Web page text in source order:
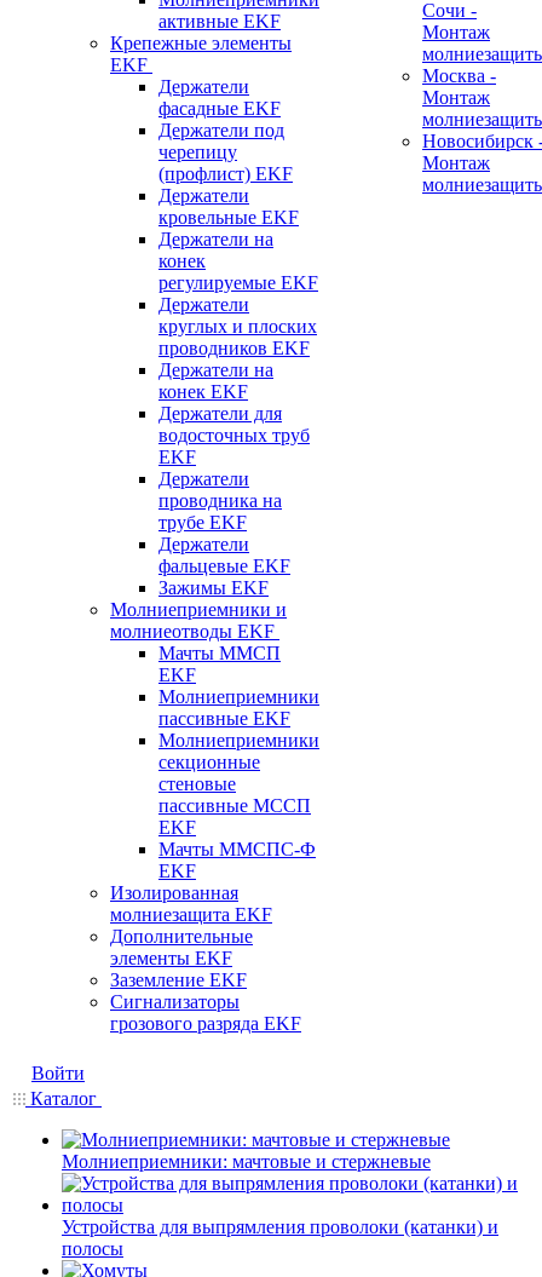
активные EKF
Крепежные элементы
EKF
Держатели
фасадные EKF
Держатели под
черепицу
(профлист) EKF
Держатели
кровельные EKF
Держатели на
конек
регулируемые EKF
Держатели
круглых и плоских
проводников EKF
Держатели на
конек EKF
Держатели для
водосточных труб
EKF
Держатели
проводника на
трубе EKF
Держатели
фальцевые EKF
Зажимы EKF
Молниеприемники и
молниеотводы EKF
Мачты ММСП
EKF
Молниеприемники
пассивные EKF
Молниеприемники
секционные
стеновые
пассивные МССП
EKF
Мачты ММСПС-Ф
EKF
Изолированная
молниезащита EKF
Дополнительные
элементы EKF
Заземление EKF
Сигнализаторы
грозового разряда EKF
Сочи -
Монтаж
Москва -
Монтаж
Новосибирск
Монтаж
Войти
Каталог
Молниеприемники: мачтовые и стержневые
Устройства для выпрямления проволоки (катанки) и
полосы